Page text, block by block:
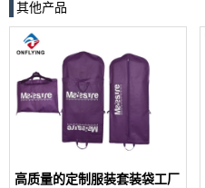
其他产品
高质量的定制服装套装袋工厂